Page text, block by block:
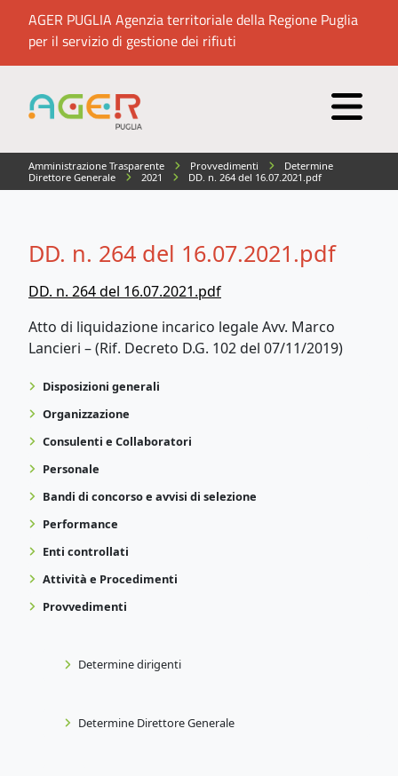
AGER PUGLIA Agenzia territoriale della Regione Puglia
per il servizio di gestione dei rifiuti
Amministrazione Trasparente Provvedimenti
Determine
Direttore Generale
2021 DD. n. 264 del 16.07.2021.pdf
Disposizioni generali
Organizzazione
Consulenti e Collaboratori
Personale
Bandi di concorso e avvisi di selezione
Performance
Enti controllati
Attività e Procedimenti
Provvedimenti
Determine dirigenti
Determine Direttore Generale
DD. n. 264 del 16.07.2021.pdf
DD. n. 264 del 16.07.2021.pdf
Atto di liquidazione incarico legale Avv. Marco
Lancieri – (Rif. Decreto D.G. 102 del 07/11/2019)